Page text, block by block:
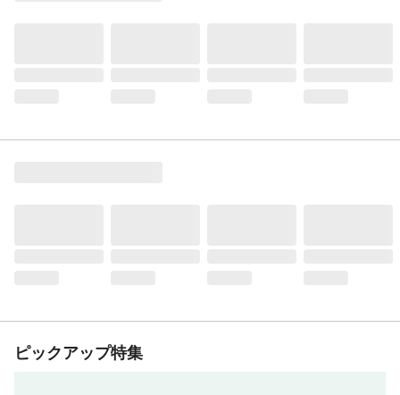
ピックアップ特集